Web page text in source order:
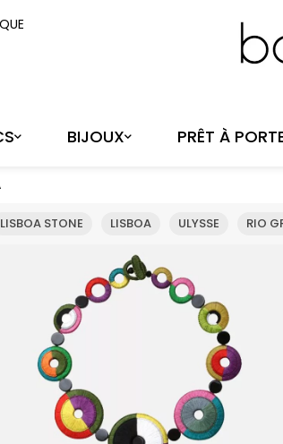
BIJOUX PRÊT À
LISBOA STONE LISBOA ULYSSE RIO